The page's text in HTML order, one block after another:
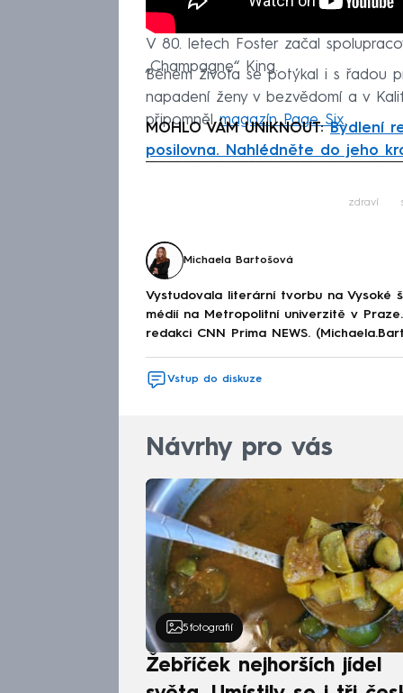
V 80. letech Foster začal
„Champagne“ King.
Během života se potýkal i s řadou
napadení ženy v bezvědomí a v
připomnělmagazín Page Six.
MOHLO VÁM UNIKNOUT:Bydlení
posilovna. Nahlédněte do jeho
zdraví
Michaela Bartošová
Vystudovala literární tvorbu na Vysoké
médií na Metropolitní univerzitě v
redakci CNN Prima NEWS.
Vstup do diskuze
Návrhy pro vás
5 fotografií
Žebříček nejhorších jídel